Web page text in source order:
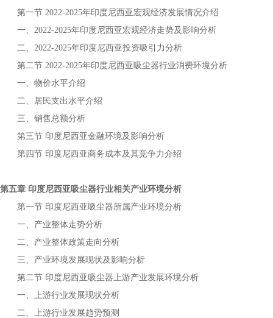
第一节 2022-2025年印度尼西亚 宏观经济发展情况介绍
一、 2022-2025年印度尼西亚 宏观经济走势及影响分析
二、 2022-2025年印度尼西亚投资吸引力分析
第二节 2022-2025年印度尼西亚吸尘器行业消费环境分析
一、物价水平介绍
二、居民支出水平介绍
三、销售总额分析
第三节 印度尼西亚金融环境及影响分析
第四节 印度尼西亚商务成本及其竞争力介绍
第五章 印度尼西亚吸尘器行业相关产业环境分析
第一节 印度尼西亚吸尘器所属产业环境分析
一、产业整体走势分析
二、产业整体政策走向分析
三、产业环境发展现状及影响分析
第二节 印度尼西亚吸尘器 上游产业发展环境分析
一、上游行业发展现状分析
二、上游行业发展趋势预测